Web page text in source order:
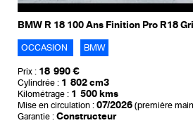
BMW R 18 100 Ans Finition Pro R18
OCCASION BMW
Prix : 18 990 €
Cylindrée : 1 802 cm3
Kilométrage : 1 500 kms
Mise en circulation : 07/2026 (première
Garantie : Constructeur